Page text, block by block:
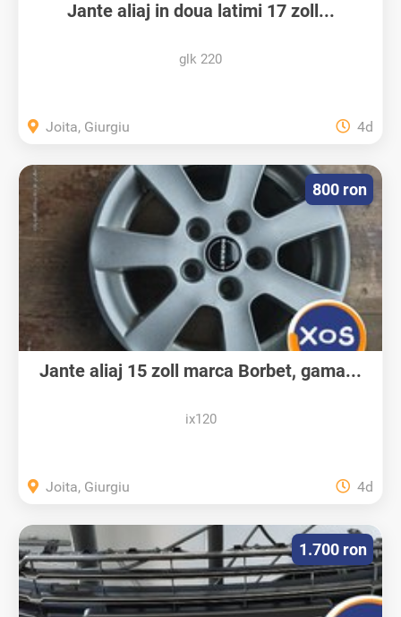
Jante aliaj in doua latimi 17 zoll...
glk 220
Joita, Giurgiu 4d
Jante aliaj 15 zoll marca Borbet, gama...
ix120
800 ron
Joita, Giurgiu 4d
1.700 ron